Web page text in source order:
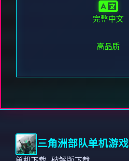
完整中文
高品质
三角洲部队单机游戏